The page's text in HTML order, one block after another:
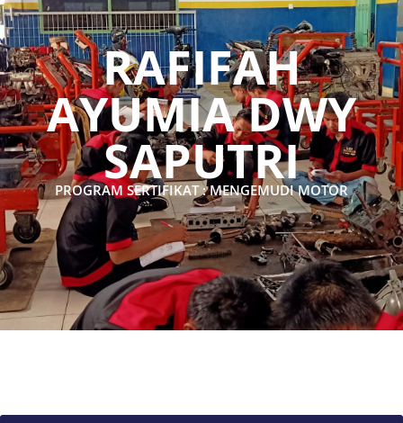
RAFIFAH
AYUMIA DWY
SAPUTRI
PROGRAM SERTIFIKAT : MENGEMUDI MOTOR